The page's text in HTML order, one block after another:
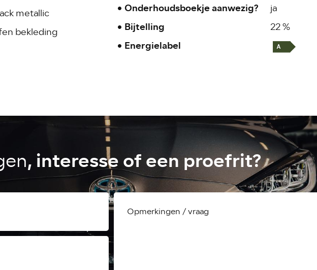
metallic
bekleding
Onderhoudsboekje aanwezig?
ja
Bijtelling
22 %
Energielabel
, interesse of een proefrit?